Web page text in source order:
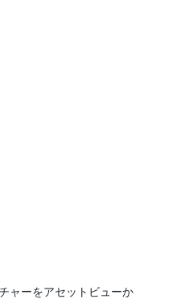
ャーをアセットビューか